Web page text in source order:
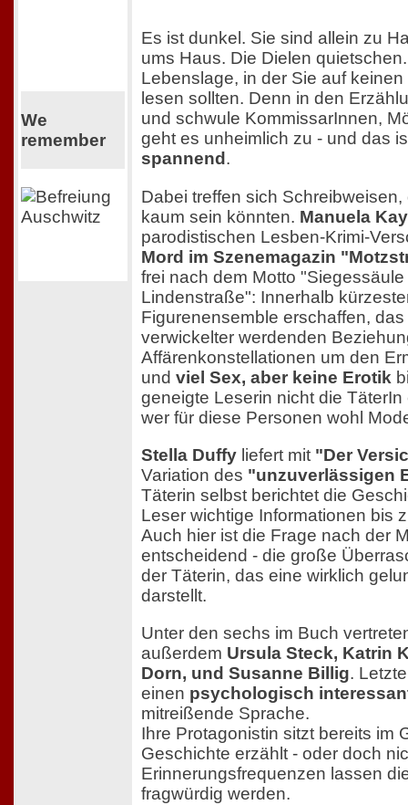
We
remember
Es ist dunkel. Sie sind allein zu
ums Haus. Die Dielen
Lebenslage, in der Sie auf
lesen sollten. Denn in den
und schwule KommissarInnen,
geht es unheimlich zu - und das
spannend .
Dabei treffen sich
kaum sein könnten. Manuela Kay
parodistischen Lesben-Krimi-
Mord im Szenemagazin
frei nach dem Motto
Lindenstraße": Innerhalb
Figurenensemble erschaffen,
verwickelter werdenden
Affärenkonstellationen um den
und viel Sex, aber keine Erotik
geneigte Leserin nicht die
wer für diese Personen wohl
Stella Duffy liefert mit "Der
Variation des "unzuverlässigen
Täterin selbst berichtet die
Leser wichtige Informationen bis
Auch hier ist die Frage nach der
entscheidend - die große
der Täterin, das eine wirklich
darstellt.
Unter den sechs im Buch
außerdem Ursula Steck, Katrin
Dorn, und Susanne Billig.
einen psychologisch
mitreißende Sprache.
Ihre Protagonistin sitzt bereits im
Geschichte erzählt - oder doch
Erinnerungsfrequenzen lassen
fragwürdig werden.